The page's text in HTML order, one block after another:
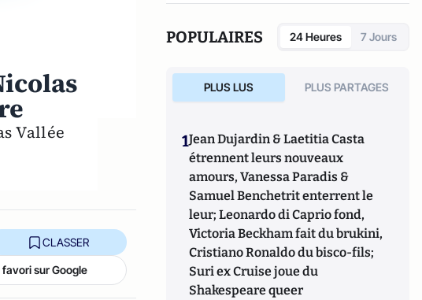
Vallée
CLASSER
sur Google
POPULAIRES 24 Heures 7 Jours
PLUS LUS PLUS PARTAGES
1Jean Dujardin & Laetitia Casta
étrennent leurs nouveaux
amours, Vanessa Paradis &
Samuel Benchetrit enterrent le
leur; Leonardo di Caprio fond,
Victoria Beckham fait du brukini,
Cristiano Ronaldo du bisco-fils;
Suri ex Cruise joue du
Shakespeare queer